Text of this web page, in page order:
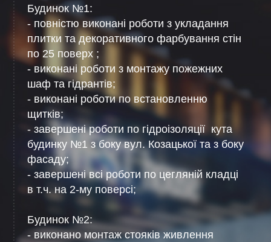
Будинок №1:
- повністю виконані роботи з укладання
плитки та декоративного фарбування стін
по 25 поверх ;
- виконані роботи з монтажу пожежних
шаф та гідрантів;
- виконані роботи по встановленню
щитків;
- завершені роботи по гідроізоляції кута
будинку №1 з боку вул. Козацької та з боку
фасаду;
- завершені всі роботи по цегляній кладці
в т.ч. на 2-му поверсі;
Будинок №2:
- виконано монтаж стояків живлення